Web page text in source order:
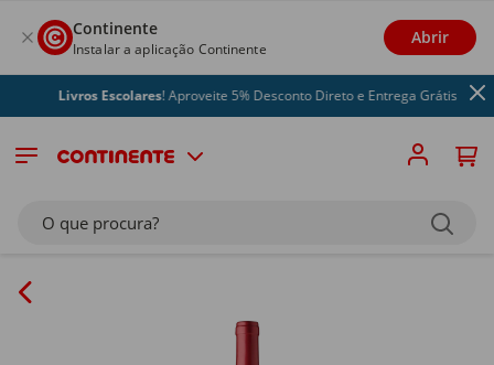
Continente
Instalar a aplicação Continente
Abrir
Livros Escolares! Aproveite 5% Desconto Direto e Entrega Grátis
O que procura?